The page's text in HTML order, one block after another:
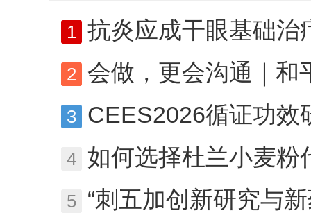
1 抗炎应成干眼基础治疗，国
2 会做，更会沟通｜和
3 CEES2026循证功效研究应用
4 如何选择杜兰小麦粉代理加盟？2026
5 “刺五加创新研究与新药开发